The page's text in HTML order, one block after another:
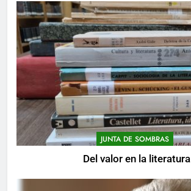
JUNTA DE SOMBRAS
Del valor en la literatura